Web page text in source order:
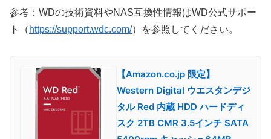
参考：WDの技術資料やNAS互換性情報はWD公式サポー
ト（ https://support.wdc.com/）を参照してください。
【Amazon.co.jp 限定】
Western Digital ウエスタンデジ
タル Red 内蔵 HDD ハードディ
スク 2TB CMR 3.5インチ SATA